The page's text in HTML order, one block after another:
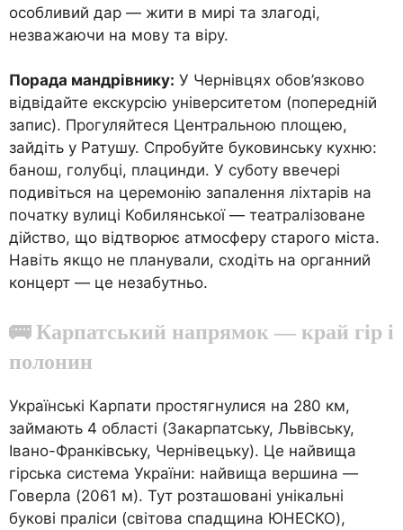
особливий дар — жити в мирі та злагоді,
незважаючи на мову та віру.
Порада мандрівнику: У Чернівцях обов’язково
відвідайте екскурсію університетом (попередній
запис). Прогуляйтеся Центральною площею,
зайдіть у Ратушу. Спробуйте буковинську кухню:
банош, голубці, плацинди. У суботу ввечері
подивіться на церемонію запалення ліхтарів на
початку вулиці Кобилянської — театралізоване
дійство, що відтворює атмосферу старого міста.
Навіть якщо не планували, сходіть на органний
концерт — це незабутньо.
🚌 Карпатський напрямок — край гір і
полонин
Українські Карпати простягнулися на 280 км,
займають 4 області (Закарпатську, Львівську,
Івано-Франківську, Чернівецьку). Це найвища
гірська система України: найвища вершина —
Говерла (2061 м). Тут розташовані унікальні
букові праліси (світова спадщина ЮНЕСКО),